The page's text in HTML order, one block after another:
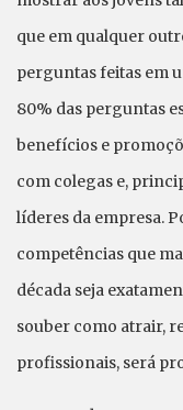
que em qualquer
perguntas feitas em
80% das perguntas
benefícios e
com colegas e,
líderes da empresa.
competências que
década seja
souber como atrair,
profissionais, será